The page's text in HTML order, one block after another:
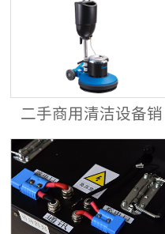
二手商用清洁设备销